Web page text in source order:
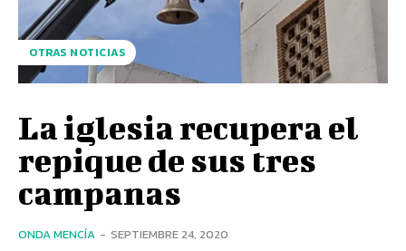
OTRAS NOTICIAS
La iglesia recupera el
repique de sus tres
campanas
ONDA MENCÍA - SEPTIEMBRE 24, 2020